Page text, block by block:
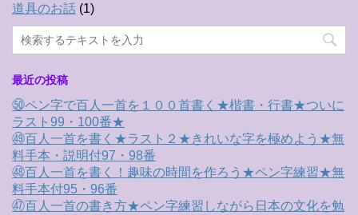
道具のお話 (1)
最近の投稿
㊿ペン字で百人一首を１００首書く★楷書・行書★ついに
ラスト99・100番★
㊾百人一首を書く★ラスト２★きれいな字を極めよう★無
料手本・説明付97・98番
㊽百人一首を書く！趣味の時間を作ろう★ペン字練習★無
料手本付95・96番
㊼百人一首の書き方★ペン字練習しながら日本の文化を勉